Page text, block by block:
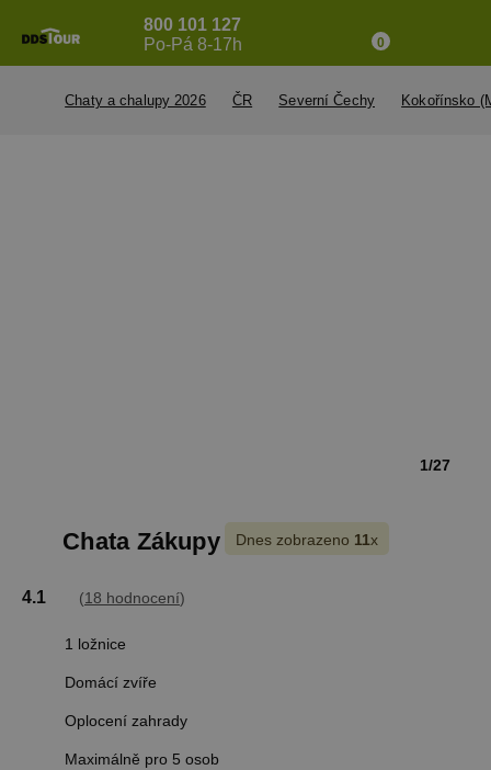
800 101 127
Po-Pá 8-17h
0
Chaty a chalupy 2026 ČR Severní Čechy Kokořínsko
1/27
Chata Zákupy Dnes zobrazeno 11x
4.1 (18 hodnocení)
1 ložnice
Domácí zvíře
Oplocení zahrady
Maximálně pro 5 osob